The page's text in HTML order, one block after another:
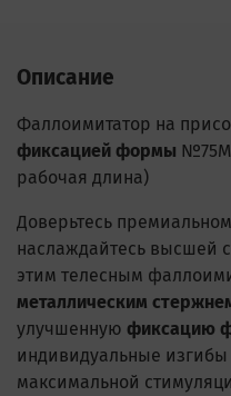
Описание
Фаллоимитатор на
фиксацией формы №75M
рабочая длина)
Доверьтесь
наслаждайтесь высшей
этим телесным
металлическим
улучшенную фиксацию
индивидуальные изгибы
максимальной